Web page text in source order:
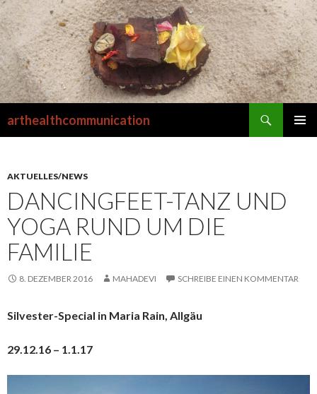
arthealthcommunication
AKTUELLES/NEWS
DANCINGFEET-TANZ UND
YOGA RUND UM DIE
FAMILIE
8. DEZEMBER 2016 MAHADEVI SCHREIBE EINEN KOMMENTAR
Silvester-Special in Maria Rain, Allgäu
29.12.16 – 1.1.17